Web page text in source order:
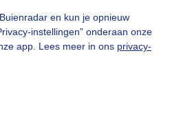
en kun je opnieuw
instellingen” onderaan onze
app. Lees meer in ons privacy-